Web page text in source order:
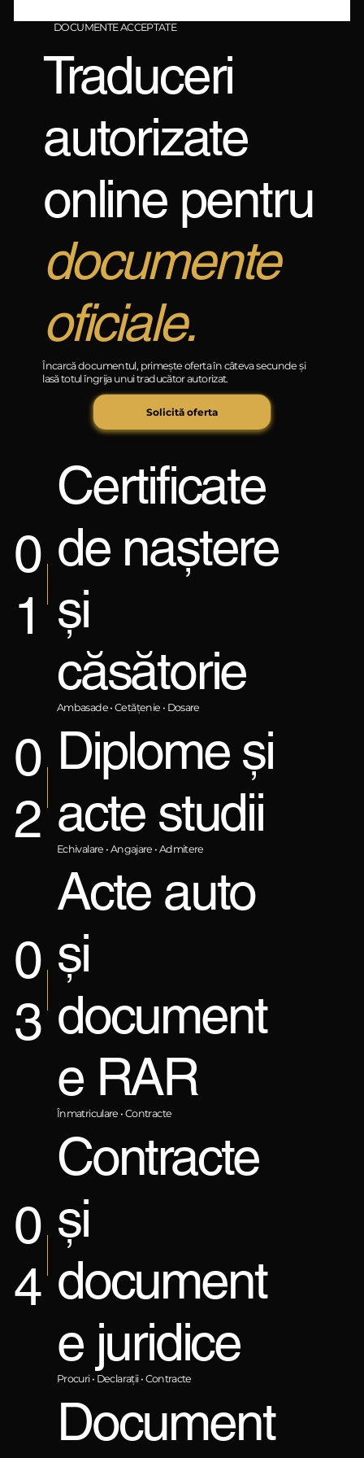
Certificate
de naștere
și
căsătorie
Ambasade • Cetățenie • Dosare
0
1
Diplome și
acte studii
Echivalare • Angajare • Admitere
0
2
Acte auto
și
document
e RAR
Înmatriculare • Contracte
0
3
Contracte
și
document
e juridice
Procuri • Declarații • Contracte
0
4
Document
DOCUMENTE ACCEPTATE
Traduceri
autorizate
online pentru
documente
oficiale.
Încarcă documentul, primește oferta în câteva secunde și
lasă totul îngrija unui traducător autorizat.
Solicită oferta